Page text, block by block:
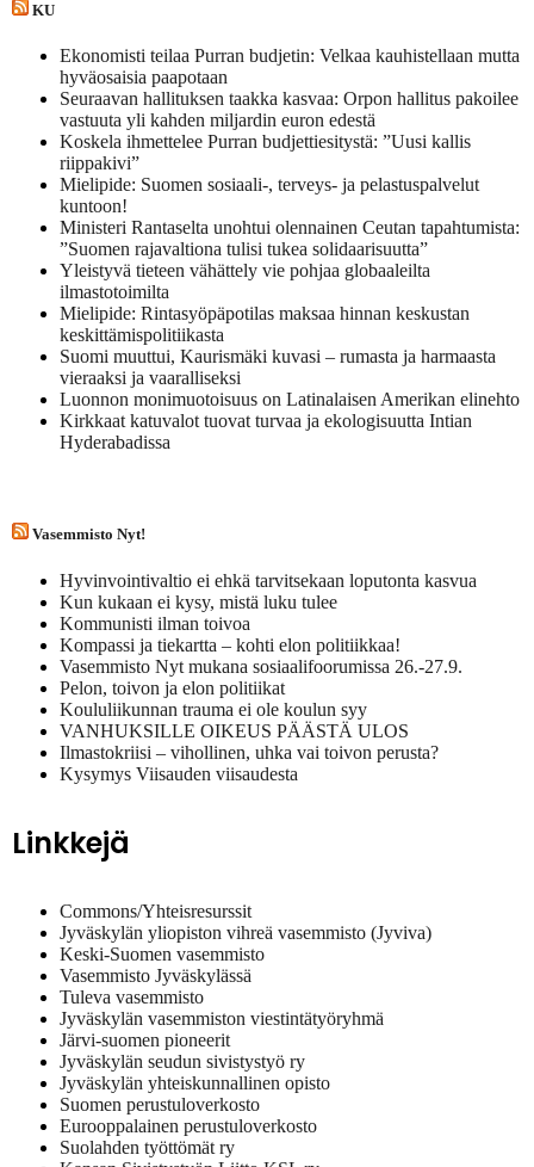
KU
Ekonomisti teilaa Purran budjetin: Velkaa kauhistellaan mutta
hyväosaisia paapotaan
Seuraavan hallituksen taakka kasvaa: Orpon hallitus pakoilee
vastuuta yli kahden miljardin euron edestä
Koskela ihmettelee Purran budjettiesitystä: ”Uusi kallis
riippakivi”
Mielipide: Suomen sosiaali-, terveys- ja pelastuspalvelut
kuntoon!
Ministeri Rantaselta unohtui olennainen Ceutan tapahtumista:
”Suomen rajavaltiona tulisi tukea solidaarisuutta”
Yleistyvä tieteen vähättely vie pohjaa globaaleilta
ilmastotoimilta
Mielipide: Rintasyöpäpotilas maksaa hinnan keskustan
keskittämispolitiikasta
Suomi muuttui, Kaurismäki kuvasi – rumasta ja harmaasta
vieraaksi ja vaaralliseksi
Luonnon monimuotoisuus on Latinalaisen Amerikan elinehto
Kirkkaat katuvalot tuovat turvaa ja ekologisuutta Intian
Hyderabadissa
Vasemmisto Nyt!
Hyvinvointivaltio ei ehkä tarvitsekaan loputonta kasvua
Kun kukaan ei kysy, mistä luku tulee
Kommunisti ilman toivoa
Kompassi ja tiekartta – kohti elon politiikkaa!
Vasemmisto Nyt mukana sosiaalifoorumissa 26.-27.9.
Pelon, toivon ja elon politiikat
Koululiikunnan trauma ei ole koulun syy
VANHUKSILLE OIKEUS PÄÄSTÄ ULOS
Ilmastokriisi – vihollinen, uhka vai toivon perusta?
Kysymys Viisauden viisaudesta
Linkkejä
Commons/Yhteisresurssit
Jyväskylän yliopiston vihreä vasemmisto (Jyviva)
Keski-Suomen vasemmisto
Vasemmisto Jyväskylässä
Tuleva vasemmisto
Jyväskylän vasemmiston viestintätyöryhmä
Järvi-suomen pioneerit
Jyväskylän seudun sivistystyö ry
Jyväskylän yhteiskunnallinen opisto
Suomen perustuloverkosto
Eurooppalainen perustuloverkosto
Suolahden työttömät ry